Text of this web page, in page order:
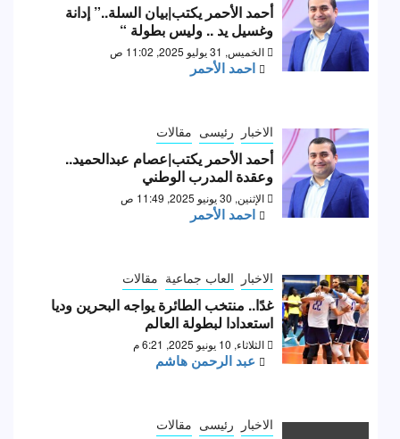
أحمد الأحمر يكتب|بيان السلة..” إدانة
وغسيل يد .. وليس بطولة “
الخميس, 31 يوليو 2025, 11:02 ص
احمد الأحمر
الاخبار رئيسى مقالات
أحمد الأحمر يكتب|عصام عبدالحميد..
وعقدة المدرب الوطني
الإثنين, 30 يونيو 2025, 11:49 ص
احمد الأحمر
الاخبار العاب جماعية مقالات
غدًا.. منتخب الطائرة يواجه البحرين وديا
استعدادا لبطولة العالم
الثلاثاء, 10 يونيو 2025, 6:21 م
عبد الرحمن هاشم
الاخبار رئيسى مقالات